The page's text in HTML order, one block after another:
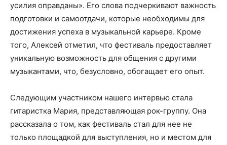
усилия оправданы». Его слова подчеркивают важность
подготовки и самоотдачи, которые необходимы для
достижения успеха в музыкальной карьере. Кроме
того, Алексей отметил, что фестиваль предоставляет
уникальную возможность для общения с другими
музыкантами, что, безусловно, обогащает его опыт.
Следующим участником нашего интервью стала
гитаристка Мария, представляющая рок-группу. Она
рассказала о том, как фестиваль стал для нее не
только площадкой для выступления, но и местом для